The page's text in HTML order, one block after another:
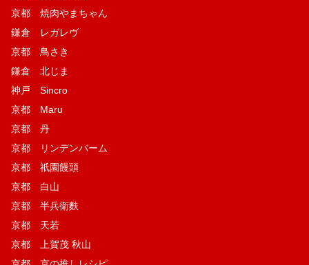
京都 焼肉やまちゃん
鎌倉 レガレヴ
京都 鳥さき
鎌倉 北じま
神戸 Sincro
京都 Maru
京都 丹
京都 リンデンバーム
京都 祇園饅頭
京都 白山
京都 半兵衛麩
京都 天若
京都 上賀茂 秋山